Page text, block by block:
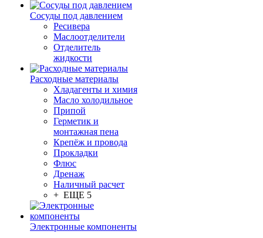
Сосуды под давлением
Ресивера
Маслоотделители
Отделитель
жидкости
Расходные материалы
Хладагенты и химия
Масло холодильное
Припой
Герметик и
монтажная пена
Крепёж и провода
Прокладки
Флюс
Дренаж
Наличный расчет
+ ЕЩЕ 5
Электронные компоненты